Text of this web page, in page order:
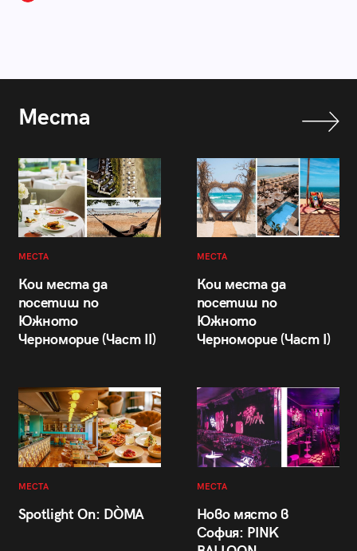
Места
МЕСТА
Кои места да
посетиш по
Южното
Черноморие (Част II)
МЕСТА
Кои места да
посетиш по
Южното
Черноморие (Част I)
МЕСТА
Spotlight On: DÒMA
МЕСТА
Ново място в
София: PINK